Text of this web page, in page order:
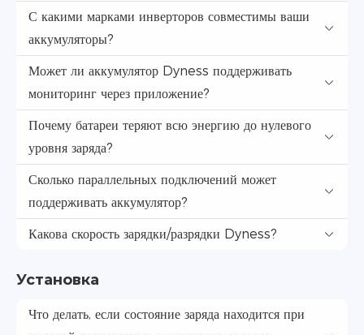
С какими марками инверторов совместимы ваши
аккумуляторы?
Может ли аккумулятор Dyness поддерживать
мониторинг через приложение?
Почему батареи теряют всю энергию до нулевого
уровня заряда?
Сколько параллельных подключений может
поддерживать аккумулятор?
Какова скорость зарядки/разрядки Dyness?
Установка
Что делать, если состояние заряда находится при